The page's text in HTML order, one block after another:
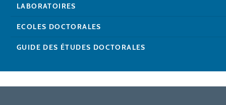
LABORATOIRES
ECOLES DOCTORALES
GUIDE DES ÉTUDES DOCTORALES